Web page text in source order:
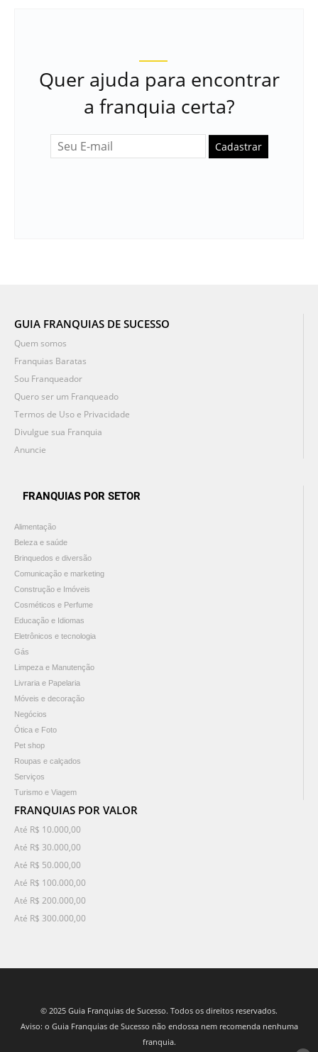
Quer ajuda para encontrar
a franquia certa?
Cadastrar
GUIA FRANQUIAS DE SUCESSO
Quem somos
Franquias Baratas
Sou Franqueador
Quero ser um Franqueado
Termos de Uso e Privacidade
Divulgue sua Franquia
Anuncie
FRANQUIAS POR SETOR
Alimentação
Beleza e saúde
Brinquedos e diversão
Comunicação e marketing
Construção e Imóveis
Cosméticos e Perfume
Educação e Idiomas
Eletrônicos e tecnologia
Gás
Limpeza e Manutenção
Livraria e Papelaria
Móveis e decoração
Negócios
Ótica e Foto
Pet shop
Roupas e calçados
Serviços
Turismo e Viagem
FRANQUIAS POR VALOR
Até R$ 10.000,00
Até R$ 30.000,00
Até R$ 50.000,00
Até R$ 100.000,00
Até R$ 200.000,00
Até R$ 300.000,00
© 2025 Guia Franquias de Sucesso. Todos os direitos reservados.
Aviso: o Guia Franquias de Sucesso não endossa nem recomenda nenhuma
franquia.